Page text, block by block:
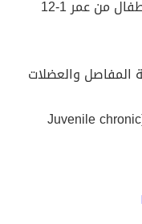
تستخدم تحاميل ديكلوفيناك للأطفال من عمر 1-12
المفاصل والعضلات
لعلاج التهاب المفاصل المزمن (Juvenile chronic